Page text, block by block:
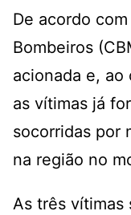
De acordo
Bombeiros
acionada e,
as vítimas já
socorridas por
na região no
As três vítimas